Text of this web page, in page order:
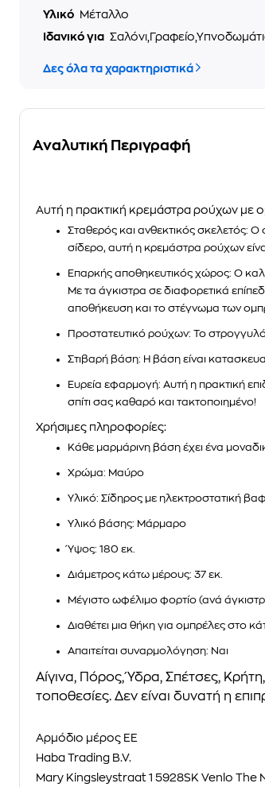
Υλικό Μέταλλο
Ιδανικό για
Δες όλα τα χαρακτηριστικά
Αναλυτική Περιγραφή
Αυτή η πρακτική κρεμάστρα ρούχων με
Σταθερός και ανθεκτικός σκελετός:
σίδερο, αυτή η κρεμάστρα ρούχων
Επαρκής αποθηκευτικός χώρος: Ο
Με τα άγκιστρα σε διαφορετικά
αποθήκευση και το στέγνωμα των
Προστατευτικό ρούχων: Το
Στιβαρή βάση: Η βάση είναι
Ευρεία εφαρμογή: Αυτή η πρακτική
σπίτι σας καθαρό και τακτοποιημένο!
Χρήσιμες πληροφορίες:
Κάθε μαρμάρινη βάση έχει ένα
Χρώμα: Μαύρο
Υλικό: Σίδηρος με ηλεκτροστατική
Υλικό βάσης: Μάρμαρο
Ύψος: 180 εκ.
Διάμετρος κάτω μέρους: 37 εκ.
Μέγιστο ωφέλιμο φορτίο (ανά
Διαθέτει μια θήκη για ομπρέλες στο
Απαιτείται συναρμολόγηση: Ναι
Αίγινα, Πόρος, Ύδρα, Σπέτσες,
τοποθεσίες. Δεν είναι δυνατή η
Αρμόδιο μέρος ΕΕ
Haba Trading B.V.
Mary Kingsleystraat 1 5928SK Venlo The